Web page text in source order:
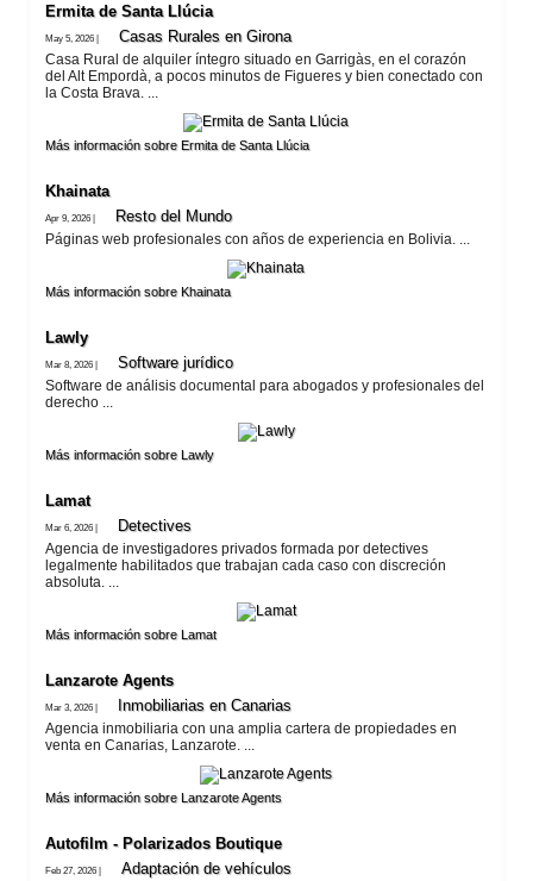
Ermita de Santa Llúcia
May 5, 2026 | Casas Rurales en Girona
Casa Rural de alquiler íntegro situado en Garrigàs, en el corazón
del Alt Empordà, a pocos minutos de Figueres y bien conectado con
la Costa Brava. ...
Más información sobre Ermita de Santa Llúcia
Khainata
Apr 9, 2026 | Resto del Mundo
Páginas web profesionales con años de experiencia en Bolivia. ...
Más información sobre Khainata
Lawly
Mar 8, 2026 | Software jurí­dico
Software de análisis documental para abogados y profesionales del
derecho ...
Más información sobre Lawly
Lamat
Mar 6, 2026 | Detectives
Agencia de investigadores privados formada por detectives
legalmente habilitados que trabajan cada caso con discreción
absoluta. ...
Más información sobre Lamat
Lanzarote​ Agents
Mar 3, 2026 | Inmobiliarias en Canarias
Agencia inmobiliaria con una amplia cartera de propiedades en
venta en Canarias, Lanzarote. ...
Más información sobre Lanzarote​ Agents
Autofilm - Polarizados Boutique
Feb 27, 2026 | Adaptación de vehí­culos